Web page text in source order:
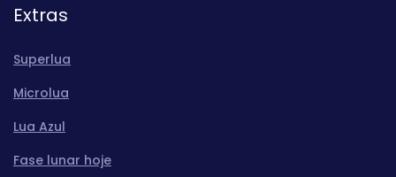
Extras
Superlua
Microlua
Lua Azul
Fase lunar hoje